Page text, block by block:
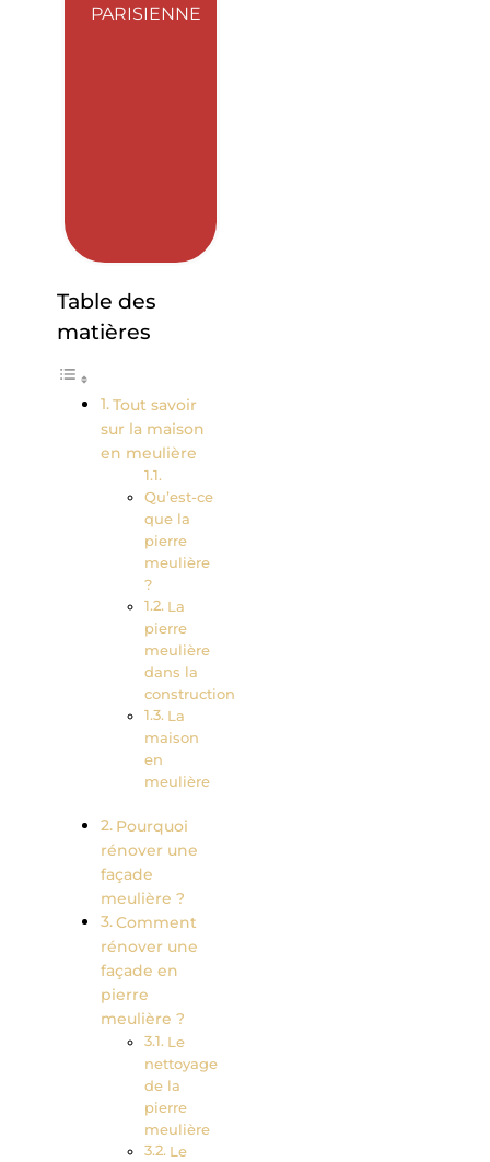
PARISIENNE
Table des
matières
Tout savoir
sur la maison
en meulière
Qu’est-ce
que la
pierre
meulière
?
La
pierre
meulière
dans la
construction
La
maison
en
meulière
Pourquoi
rénover une
façade
meulière ?
Comment
rénover une
façade en
pierre
meulière ?
Le
nettoyage
de la
pierre
meulière
Le